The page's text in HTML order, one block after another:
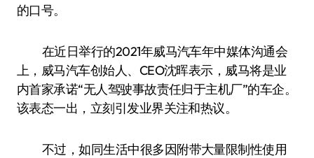
的口号。
在近日举行的2021年威马汽车年中媒体沟通会
上，威马汽车创始人、CEO沈晖表示，威马将是业
内首家承诺“无人驾驶事故责任归于主机厂”的车企。
该表态一出，立刻引发业界关注和热议。
不过，如同生活中很多因附带大量限制性使用